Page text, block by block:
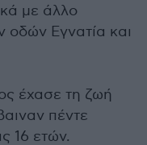
με άλλο
οδών Εγνατία και
έχασε τη ζωή
πέντε
16 ετών.